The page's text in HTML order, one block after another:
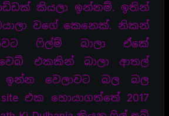
කියලා ඉන්නම්. ඉතින්
වගේ කෙනෙක්. නිකන්
ෆිල්ම් බාලා ඒකේ
වෙබ් එකකින් බාලා ආතල්
වෙලාවට බල බල
එක හොයාගත්තේ 2017